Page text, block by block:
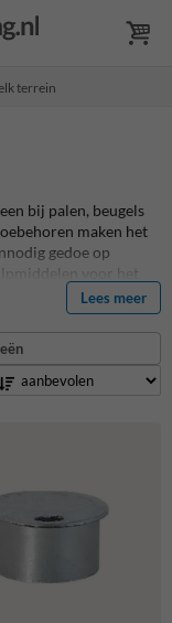
terrein
bij palen, beugels
maken het
gedoe op
voor het
beveiligen van
Denk aan
voor vloermontage,
en kleine
technisch klopt en
Lees meer